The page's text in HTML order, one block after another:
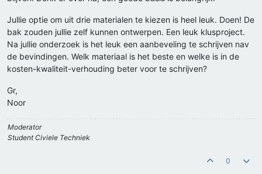
Jullie optie om uit drie materialen te kiezen is heel leuk. Doen! De
bak zouden jullie zelf kunnen ontwerpen. Een leuk klusproject.
Na jullie onderzoek is het leuk een aanbeveling te schrijven nav
de bevindingen. Welk materiaal is het beste en welke is in de
kosten-kwaliteit-verhouding beter voor te schrijven?
Gr,
Noor
Moderator
Student Civiele Techniek
0